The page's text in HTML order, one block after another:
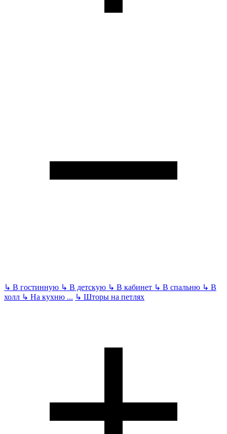
↳ В гостинную ↳ В детскую ↳ В кабинет ↳ В спальню ↳ В
холл ↳ На кухню ... ↳ Шторы на петлях